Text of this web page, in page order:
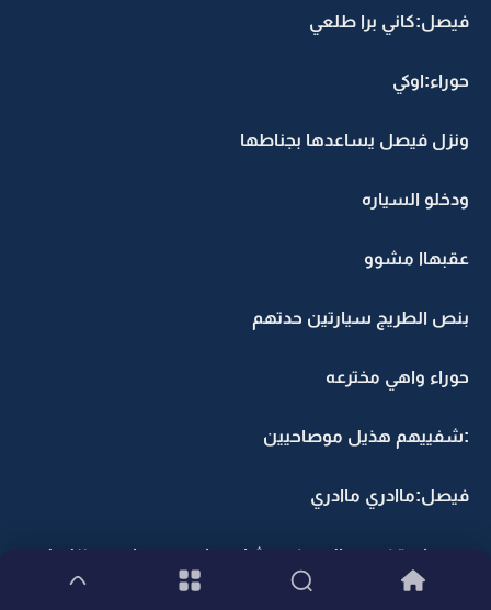
فيصل:كاني برا طلعي
حوراء:اوكي
ونزل فيصل يساعدها بجناطها
ودخلو السياره
عقبهاا مشوو
بنص الطريج سيارتين حدتهم
حوراء واهي مخترعه
:شفييهم هذيل موصاحيين
فيصل:ماادري ماادري
بعدها وقف يم الرصيف عشان مايسون حادث ونزل لهم